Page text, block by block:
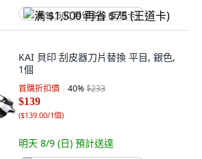
满 $1,500 再省 $75 (王道卡)
KAI 貝印 刮皮器刀片替換 平目, 銀色,
1個
首購折扣價 40%$233
$139
($139.00/1個)
明天 8/9 (日) 預計送達